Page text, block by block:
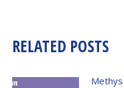
RELATED POSTS